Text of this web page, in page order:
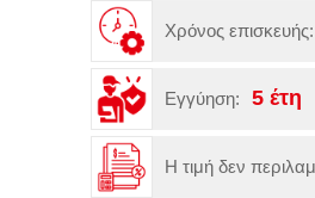
Χρόνος επισκευής:
Εγγύηση: 5 έτη
Η τιμή δεν